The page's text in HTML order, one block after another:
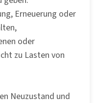
Erneuerung oder
oder
zu Lasten von
Neuzustand und